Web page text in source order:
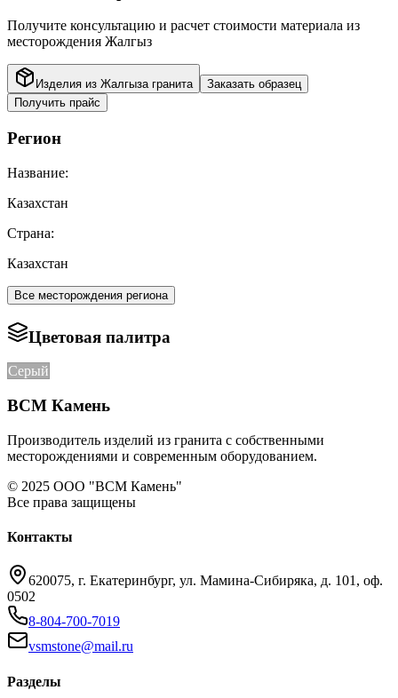
Получите консультацию и расчет стоимости материала из
месторождения Жалгыз
Изделия из Жалгызагранита
Заказать образец
Получить прайс
Регион
Название:
Казахстан
Страна:
Казахстан
Все месторождения региона
Цветовая палитра
Серый
ВСМ Камень
Производитель изделий из гранита с собственными
месторождениями и современным оборудованием.
© 2025 ООО "ВСМ Камень"
Все права защищены
Контакты
620075, г. Екатеринбург, ул. Мамина-Сибиряка, д. 101, оф.
0502
8-804-700-7019
vsmstone@mail.ru
Разделы